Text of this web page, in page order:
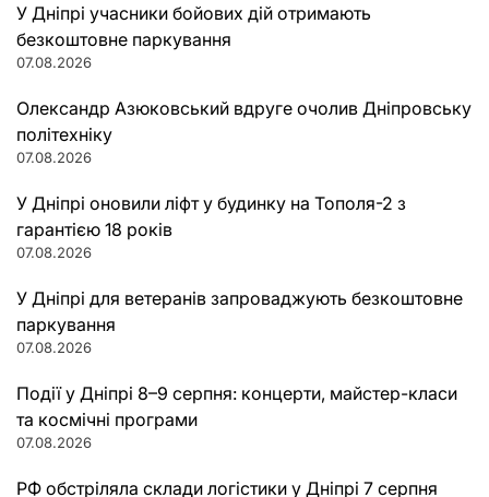
У Дніпрі учасники бойових дій отримають
безкоштовне паркування
07.08.2026
Олександр Азюковський вдруге очолив Дніпровську
політехніку
07.08.2026
У Дніпрі оновили ліфт у будинку на Тополя-2 з
гарантією 18 років
07.08.2026
У Дніпрі для ветеранів запроваджують безкоштовне
паркування
07.08.2026
Події у Дніпрі 8–9 серпня: концерти, майстер-класи
та космічні програми
07.08.2026
РФ обстріляла склади логістики у Дніпрі 7 серпня